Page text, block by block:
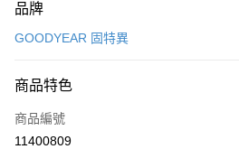
信用卡一次付款
LINE Pay
Apple Pay
品牌
GOODYEAR 固特異
商品特色
商品編號
11400809